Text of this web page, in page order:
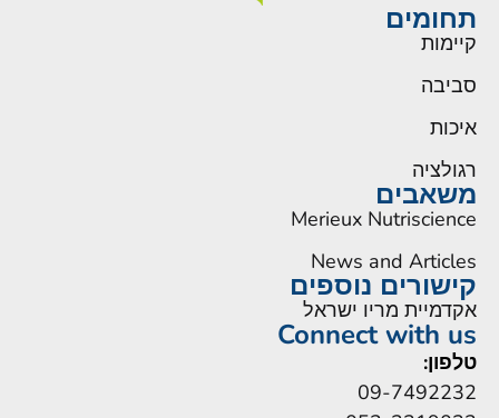
תחומים
קיימות
סביבה
איכות
רגולציה
משאבים
Merieux Nutriscience
News and Articles
קישורים נוספים
אקדמיית מריו ישראל
Connect with us
טלפון:
09-7492232